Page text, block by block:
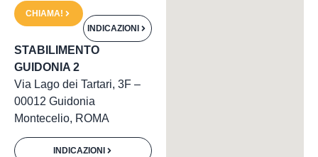
CHIAMA!
INDICAZIONI
STABILIMENTO
GUIDONIA 2
Via Lago dei Tartari, 3F –
00012 Guidonia
Montecelio, ROMA
INDICAZIONI